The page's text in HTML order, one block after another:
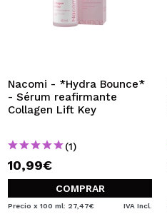
Nacomi - *Hydra Bounce*
- Sérum reafirmante
Collagen Lift Key
(1)
10,99€
COMPRAR
Precio x 100 ml: 27,47€ IVA Incl.